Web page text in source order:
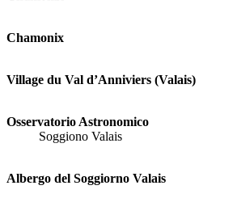
Chamonix
Village du Val d’Anniviers (Valais)
Osservatorio Astronomico
Soggiono Valais
Albergo del Soggiorno Valais